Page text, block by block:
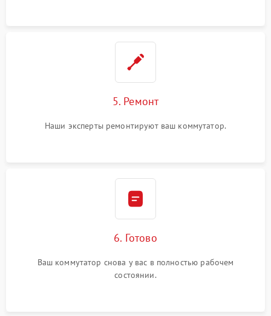
5. Ремонт
Наши эксперты ремонтируют ваш коммутатор.
6. Готово
Ваш коммутатор снова у вас в полностью рабочем
состоянии.